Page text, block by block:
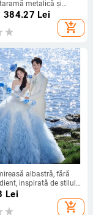
metalică și
hidrosolubilă,
pentru doamne, rochie
384.27 Lei
add_shopping_cart
albastră, fără
inspirată de stilul
și proaspătă pentru
Lei
add_shopping_cart